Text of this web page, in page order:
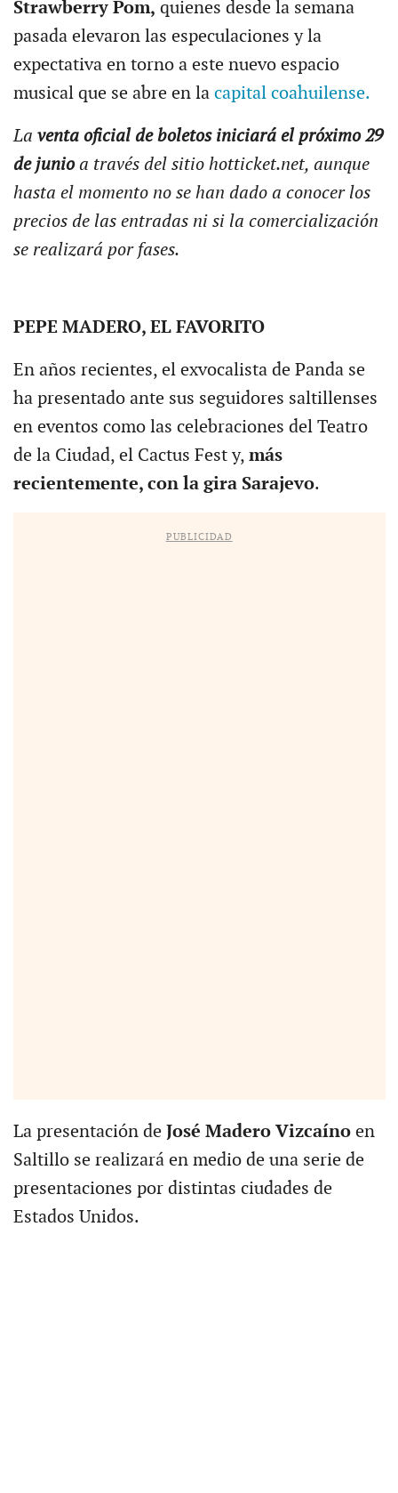
Strawberry Pom, quienes desde la semana
pasada elevaron las especulaciones y la
expectativa en torno a este nuevo espacio
musical que se abre en la capital coahuilense.
La venta oficial de boletos iniciará el próximo 29
de junioa través del sitio hotticket.net, aunque
hasta el momento no se han dado a conocer los
precios de las entradas ni si la comercialización
se realizará por fases.
PEPE MADERO, EL FAVORITO
En años recientes, el exvocalista de Panda se
ha presentado ante sus seguidores saltillenses
en eventos como las celebraciones del Teatro
de la Ciudad, el Cactus Fest y, más
recientemente, con la gira Sarajevo.
PUBLICIDAD
La presentación de José Madero Vizcaíno en
Saltillo se realizará en medio de una serie de
presentaciones por distintas ciudades de
Estados Unidos.